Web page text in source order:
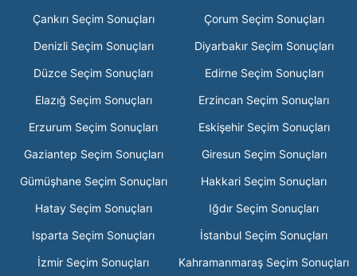
Çankırı Seçim Sonuçları
Çorum Seçim Sonuçları
Denizli Seçim Sonuçları
Diyarbakır Seçim Sonuçları
Düzce Seçim Sonuçları
Edirne Seçim Sonuçları
Elazığ Seçim Sonuçları
Erzincan Seçim Sonuçları
Erzurum Seçim Sonuçları
Eskişehir Seçim Sonuçları
Gaziantep Seçim Sonuçları
Giresun Seçim Sonuçları
Gümüşhane Seçim Sonuçları
Hakkari Seçim Sonuçları
Hatay Seçim Sonuçları
Iğdır Seçim Sonuçları
Isparta Seçim Sonuçları
İstanbul Seçim Sonuçları
İzmir Seçim Sonuçları
Kahramanmaraş Seçim Sonuçları